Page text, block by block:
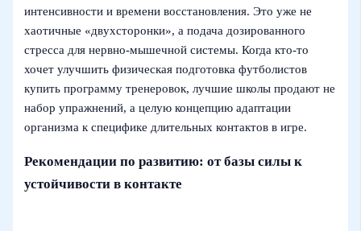
интенсивности и времени восстановления. Это уже не
хаотичные «двухсторонки», а подача дозированного
стресса для нервно‑мышечной системы. Когда кто‑то
хочет улучшить физическая подготовка футболистов
купить программу тренеровок, лучшие школы продают не
набор упражнений, а целую концепцию адаптации
организма к специфике длительных контактов в игре.
Рекомендации по развитию: от базы силы к
устойчивости в контакте